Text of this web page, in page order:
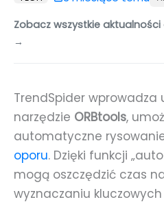
Zobacz wszystkie aktualności
→
TrendSpider wprowadza
narzędzie ORBtools,
automatyczne
oporu. Dzięki funkcji
mogą oszczędzić czas
wyznaczaniu